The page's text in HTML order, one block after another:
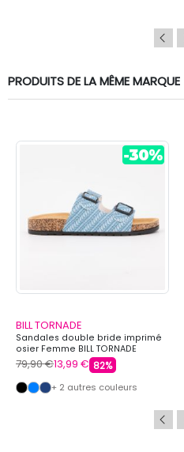
PRODUITS DE LA MÊME MARQUE
BILL TORNADE
Sandales double bride imprimé
osier Femme BILL TORNADE
79,90 €13,99 € 82%
+ 2 autres couleurs